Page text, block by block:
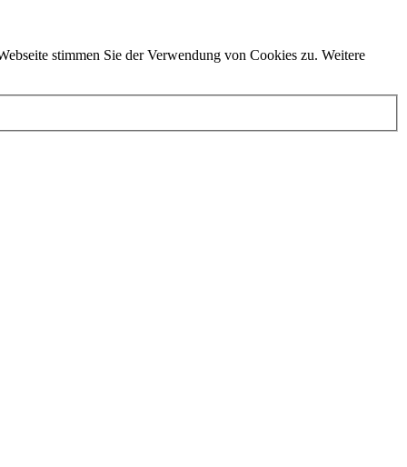
stimmen Sie der Verwendung von Cookies zu. Weitere